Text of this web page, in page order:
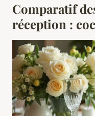
Comparatif
réception :